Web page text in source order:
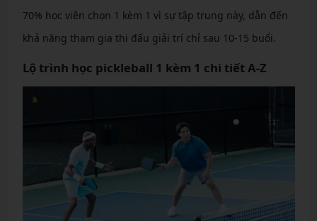
70% học viên chọn 1 kèm 1 vì sự tập trung này, dẫn đến
khả năng tham gia thi đấu giải trí chỉ sau 10-15 buổi.
Lộ trình học pickleball 1 kèm 1 chi tiết A-Z